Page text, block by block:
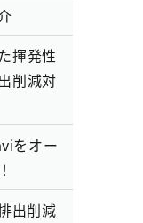
揮発性
削減対
をオー
出削減